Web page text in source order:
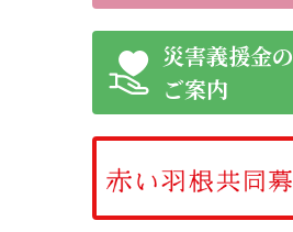
災害義援金の
ご案内